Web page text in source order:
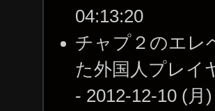
04:13:20
チャプ２のエレ
た外国人プレイ
- 2012-12-10 (月